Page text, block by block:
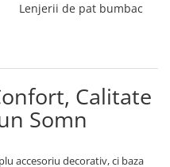
Lenjerii de pat bumbac
Calitate
Somn
accesoriu decorativ, ci baza